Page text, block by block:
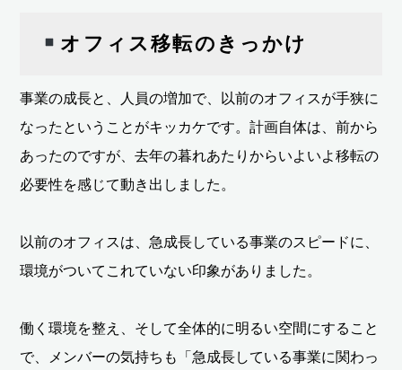
オフィス移転のきっかけ
事業の成長と、人員の増加で、以前のオフィスが手狭に
なったということがキッカケです。計画自体は、前から
あったのですが、去年の暮れあたりからいよいよ移転の
必要性を感じて動き出しました。
以前のオフィスは、急成長している事業のスピードに、
環境がついてこれていない印象がありました。
働く環境を整え、そして全体的に明るい空間にすること
で、メンバーの気持ちも「急成長している事業に関わっ